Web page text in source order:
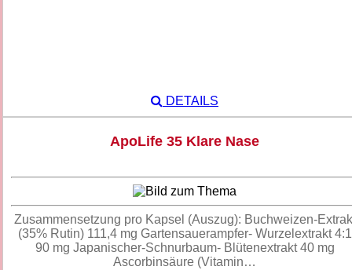
DETAILS
ApoLife 35 Klare Nase
Zusammensetzung pro Kapsel (Auszug): Buchweizen-
(35% Rutin) 111,4 mg Gartensauerampfer- Wurzelextrakt 4:1
90 mg Japanischer-Schnurbaum- Blütenextrakt 40 mg
Ascorbinsäure (Vitamin…